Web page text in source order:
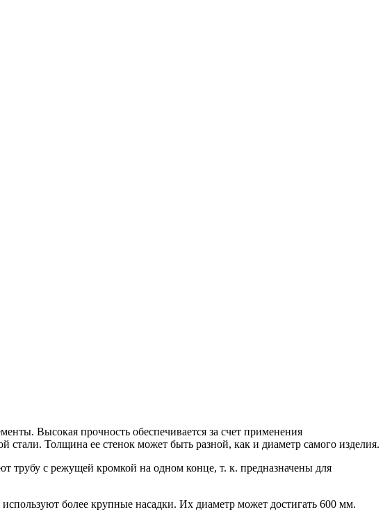
Высокая прочность обеспечивается за счет применения
Толщина ее стенок может быть разной, как и диаметр самого изделия.
трубу с режущей кромкой на одном конце, т. к. предназначены для
более крупные насадки. Их диаметр может достигать 600 мм.